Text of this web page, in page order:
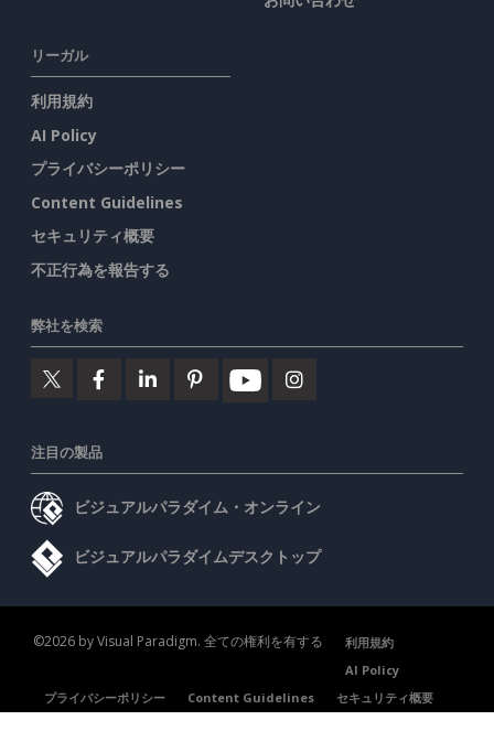
リーガル
利用規約
AI Policy
プライバシーポリシー
Content Guidelines
セキュリティ概要
不正行為を報告する
弊社を検索
注目の製品
ビジュアルパラダイム・オンライン
ビジュアルパラダイムデスクトップ
©2026 by Visual Paradigm. 全ての権利を有する
利用規約
AI Policy
プライバシーポリシー
Content Guidelines セキュリティ概要